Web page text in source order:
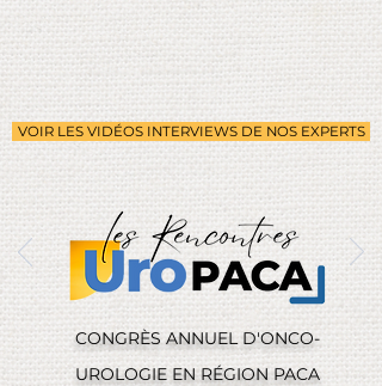
CONGRÈS ANNUEL D'ONCO-
UROLOGIE EN RÉGION PACA
VOIR LES VIDÉOS INTERVIEWS DE NOS EXPERTS